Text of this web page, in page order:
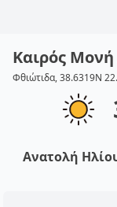
Καιρός Μονή
Φθιώτιδα, 38.6319N
Ανατολή